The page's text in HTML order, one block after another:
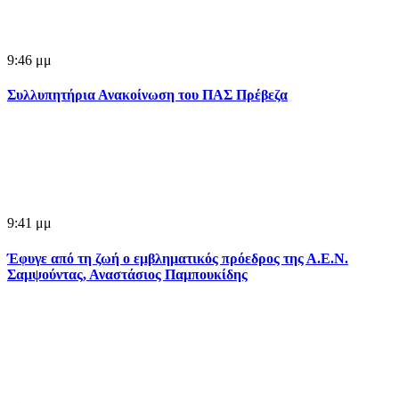
9:46 μμ
Συλλυπητήρια Ανακοίνωση του ΠΑΣ Πρέβεζα
9:41 μμ
Έφυγε από τη ζωή ο εμβληματικός πρόεδρος της Α.Ε.Ν.
Σαμψούντας, Αναστάσιος Παμπουκίδης